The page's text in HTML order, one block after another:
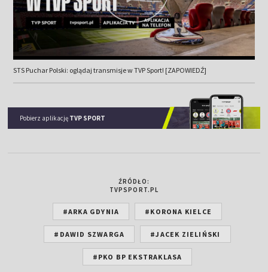
STS Puchar Polski: oglądaj transmisje w TVP Sport! [ZAPOWIEDŹ]
Pobierz aplikację TVP SPORT
ŹRÓDŁO:
TVPSPORT.PL
#ARKA GDYNIA #KORONA KIELCE
#DAWID SZWARGA #JACEK ZIELIŃSKI
#PKO BP EKSTRAKLASA